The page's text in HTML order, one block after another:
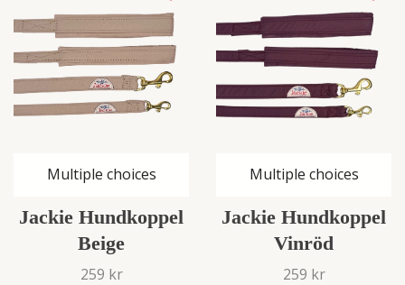
Multiple choices
Jackie Hundkoppel
Beige
259 kr
Multiple choices
Jackie Hundkoppel
Vinröd
259 kr